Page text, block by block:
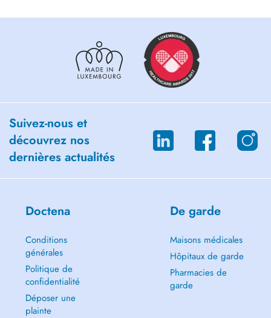
Suivez-nous et
découvrez nos
dernières actualités
Doctena
Conditions
générales
Politique de
confidentialité
Déposer une
plainte
De garde
Maisons médicales
Hôpitaux de garde
Pharmacies de
garde